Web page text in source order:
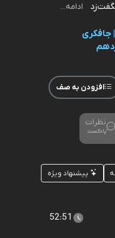
ادامه...
افزودن به صف
نظرات
پادکست
پیشنهاد ویژه
52:51